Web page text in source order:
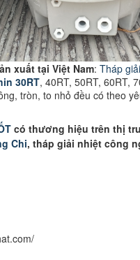
xuất tại Việt Nam: Tháp
30RT, 40RT, 50RT, 60RT,
tròn, to nhỏ đều có theo
có thương hiệu trên thị
Chi, tháp giải nhiệt công